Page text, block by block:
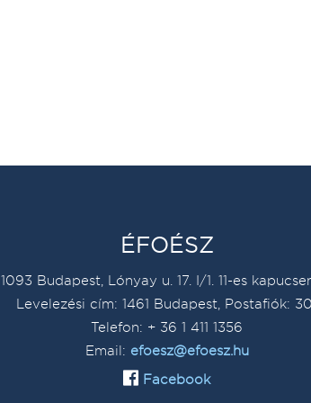
ÉFOÉSZ
1093 Budapest, Lónyay u. 17. I/1. 11-es
Levelezési cím: 1461 Budapest, Postafiók:
Telefon: + 36 1 411 1356
Email: efoesz@efoesz.hu
Facebook